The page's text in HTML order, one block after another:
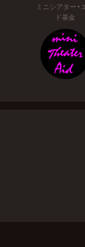
ミニシアター・
ド基金